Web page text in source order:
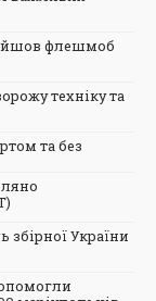
флешмоб
техніку та
та без
збірної України